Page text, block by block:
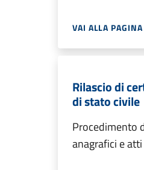
VAI ALLA PAGINA
Rilascio di
di stato civile
Procedimento
anagrafici e